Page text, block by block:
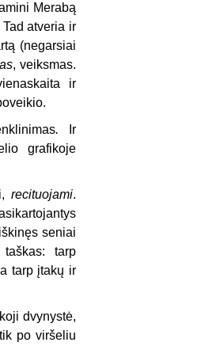
Merabą
atveria ir
(negarsiai
, veiksmas.
ir
.
Ir
grafikoje
recituojami.
seniai
tarp
tarp įtakų ir
dvynystė,
po viršeliu